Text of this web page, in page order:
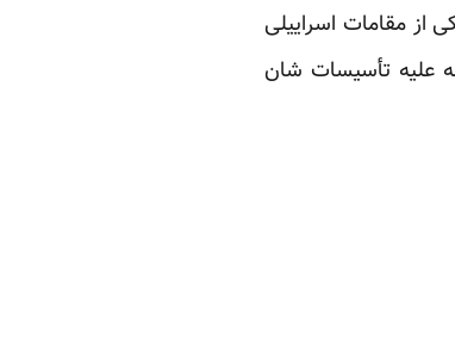
از مقامات اسراییلی
علیه تأسیسات شان